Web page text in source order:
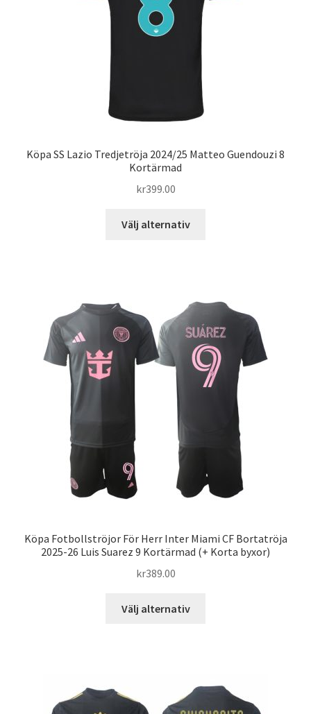
Köpa SS Lazio Tredjetröja 2024/25 Matteo Guendouzi 8
Kortärmad
kr399.00
Välj alternativ
varianter.
olika
alternativen
kan
väljas
produktsidan
Köpa Fotbollströjor För Herr Inter Miami CF Bortatröja
2025-26 Luis Suarez 9 Kortärmad (+ Korta byxor)
kr389.00
Välj alternativ
varianter.
De